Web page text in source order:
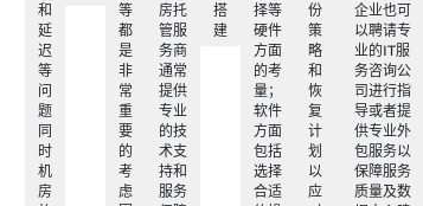
和
延
迟
等
问
题
同
时
机
房
等
都
是
非
常
重
要
的
考
虑
房托
管服
务商
通常
提供
专业
的技
术支
持和
服务
搭
建
择等
硬件
方面
的考
量；
软件
方面
包括
选择
合适
份
策
略
和
恢
复
计
划
以
应
企业也可
以聘请专
业的IT服
务咨询公
司进行指
导或者提
供专业外
包服务以
保障服务
质量及数